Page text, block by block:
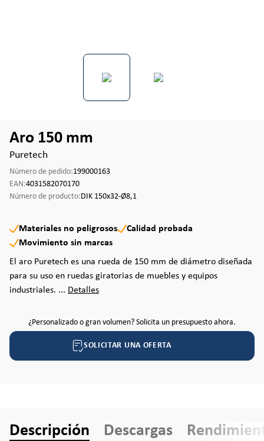
Aro 150 mm
Puretech
Número de pedido:199000163
EAN:4031582070170
Número de producto:DIK 150x32-Ø8,1
Materiales no peligrosos
Calidad probada
Movimiento sin marcas
El aro Puretech es una rueda de 150 mm de diámetro diseñada
para su uso en ruedas giratorias de muebles y equipos
industriales. ... Detalles
¿Personalizado o gran volumen? Solicita un presupuesto ahora.
SOLICITAR UNA OFERTA
Descripción Descargas